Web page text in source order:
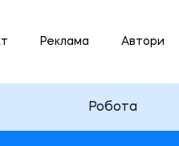
Реклама Автори
Робота